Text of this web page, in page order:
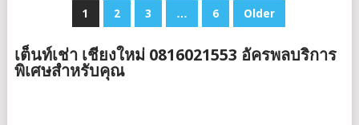
แนะแนว1 2 3 … 6 Older
เต็นท์เช่า เชียงใหม่ 0816021553 อัครพลบริการ
พิเศษสำหรับคุณ